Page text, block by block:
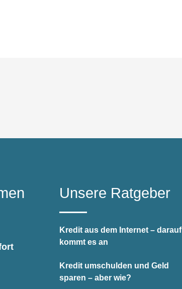
Unsere Ratgeber
Kredit aus dem Internet – darauf
kommt es an
Kredit umschulden und Geld
sparen – aber wie?